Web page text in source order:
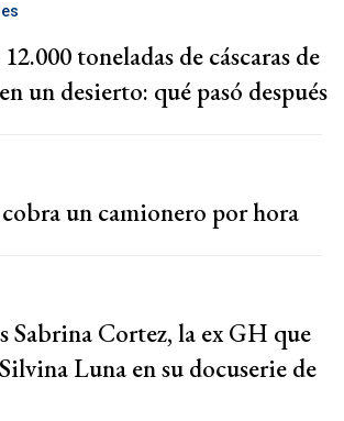
toneladas de cáscaras de
un desierto: qué pasó después
un camionero por hora
Sabrina Cortez, la ex GH que
Luna en su docuserie de